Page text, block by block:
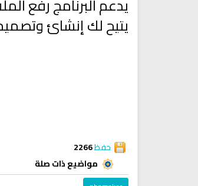
يدعم البرنامج رفع
يتيح لك إنشائ
حفظ2266
مواضيع ذات صلة